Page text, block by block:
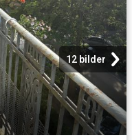
12 bilder